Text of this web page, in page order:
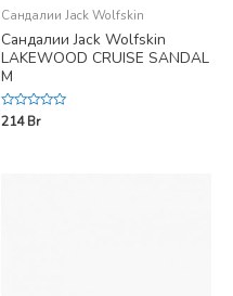
Сандалии Jack Wolfskin
Сандалии Jack Wolfskin
LAKEWOOD CRUISE SANDAL
M
Rated
0
214Br